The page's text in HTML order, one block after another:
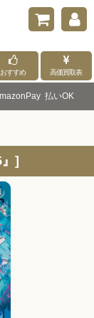
おすすめ 高価買取表
払いOK
]